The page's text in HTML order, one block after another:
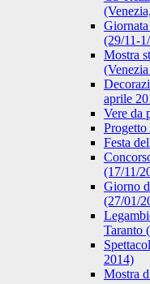
(29/11-
Mostra
aprile
Vere da
Festa
(17/11/
Giorno
(27/01/
Taranto
2014)
Mostra